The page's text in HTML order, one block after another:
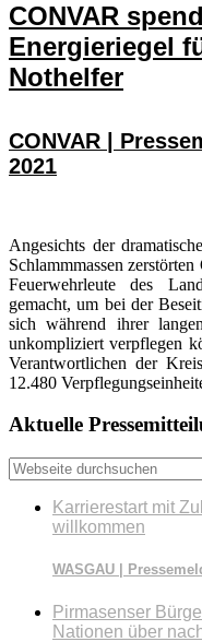
CONVAR
Energieriegel
Nothelfer
CONVAR |
2021
Angesichts der
Schlammmassen
Feuerwehrleute des
gemacht, um bei der
sich während ihrer
unkompliziert verpflegen
Verantwortlichen der
12.480
Seitenspalte
Aktuelle
Webseite
durchsuchen
Karrierestart mit
willkommen
WASGAU |
Pirmasenser
Nationen über